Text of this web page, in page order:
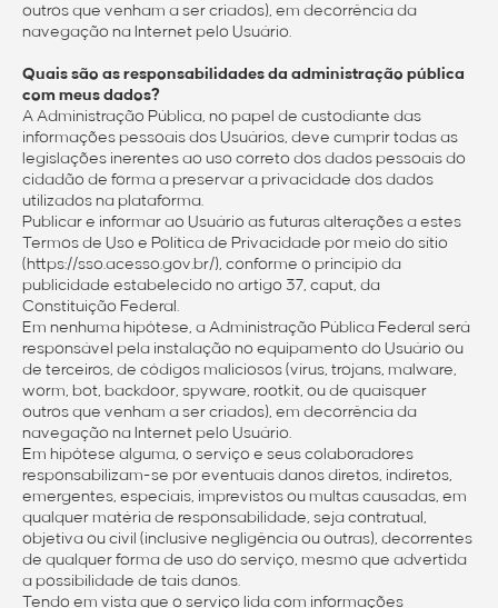
outros que venham a ser criados), em decorrência da
navegação na Internet pelo Usuário.
Quais são as responsabilidades da administração pública
com meus dados?
A Administração Pública, no papel de custodiante das
informações pessoais dos Usuários, deve cumprir todas as
legislações inerentes ao uso correto dos dados pessoais do
cidadão de forma a preservar a privacidade dos dados
utilizados na plataforma.
Publicar e informar ao Usuário as futuras alterações a estes
Termos de Uso e Política de Privacidade por meio do sítio
(https://sso.acesso.gov.br/), conforme o princípio da
publicidade estabelecido no artigo 37, caput, da
Constituição Federal.
Em nenhuma hipótese, a Administração Pública Federal será
responsável pela instalação no equipamento do Usuário ou
de terceiros, de códigos maliciosos (vírus, trojans, malware,
worm, bot, backdoor, spyware, rootkit, ou de quaisquer
outros que venham a ser criados), em decorrência da
navegação na Internet pelo Usuário.
Em hipótese alguma, o serviço e seus colaboradores
responsabilizam-se por eventuais danos diretos, indiretos,
emergentes, especiais, imprevistos ou multas causadas, em
qualquer matéria de responsabilidade, seja contratual,
objetiva ou civil (inclusive negligência ou outras), decorrentes
de qualquer forma de uso do serviço, mesmo que advertida
a possibilidade de tais danos.
Tendo em vista que o serviço lida com informações